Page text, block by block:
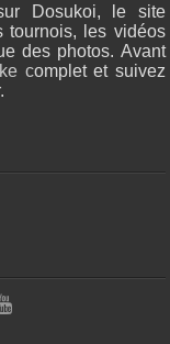
Dosukoi, le site
tournois, les vidéos
des photos. Avant
complet et suivez